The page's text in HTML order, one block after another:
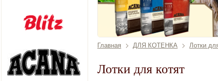
Главная ДЛЯ КОТЕНКА Лотки
Лотки для котят